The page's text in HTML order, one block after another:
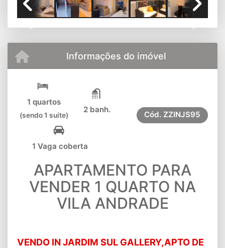
Informações do imóvel
1 quartos
(sendo 1 suíte)
2 banh.
1 Vaga coberta
Cód. ZZINJS95
APARTAMENTO PARA
VENDER 1 QUARTO NA
VILA ANDRADE
VENDO IN JARDIM SUL GALLERY,APTO DE